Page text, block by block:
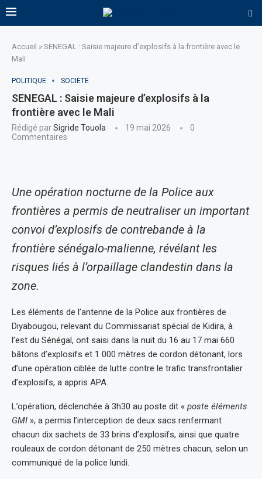
Accueil » SENEGAL : Saisie majeure d’explosifs à la frontière avec le
Mali
POLITIQUE SOCIÉTÉ
SENEGAL : Saisie majeure d’explosifs à la
frontière avec le Mali
Rédigé parSigride Touola 19 mai 2026
0
Commentaires
Une opération nocturne de la Police aux
frontières a permis de neutraliser un important
convoi d’explosifs de contrebande à la
frontière sénégalo-malienne, révélant les
risques liés à l’orpaillage clandestin dans la
zone.
Les éléments de l’antenne de la Police aux frontières de
Diyabougou, relevant du Commissariat spécial de Kidira, à
l’est du Sénégal, ont saisi dans la nuit du 16 au 17 mai 660
bâtons d’explosifs et 1 000 mètres de cordon détonant, lors
d’une opération ciblée de lutte contre le trafic transfrontalier
d’explosifs, a appris APA.
L’opération, déclenchée à 3h30 au poste dit « poste éléments
GMI », a permis l’interception de deux sacs renfermant
chacun dix sachets de 33 brins d’explosifs, ainsi que quatre
rouleaux de cordon détonant de 250 mètres chacun, selon un
communiqué de la police lundi.